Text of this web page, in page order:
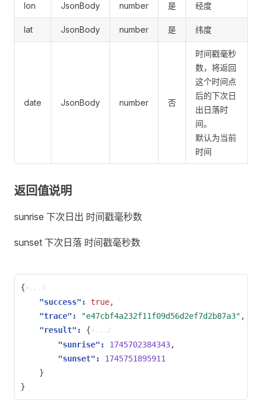
lon JsonBody number 是 经度
lat JsonBody number 是 纬度
date JsonBody number 否
时间戳毫秒
数，将返回
这个时间点
后的下次日
出日落时
间。
默认为当前
时间
返回值说明
sunrise 下次日出 时间戳毫秒数
sunset 下次日落 时间戳毫秒数
{ >...3
"success": true,
"trace":
"e47cbf4a232f11f09d56d2ef7d2b87a3" ,
"result": { >...2
"sunrise": 1745702384343,
"sunset": 1745751895911
}
}